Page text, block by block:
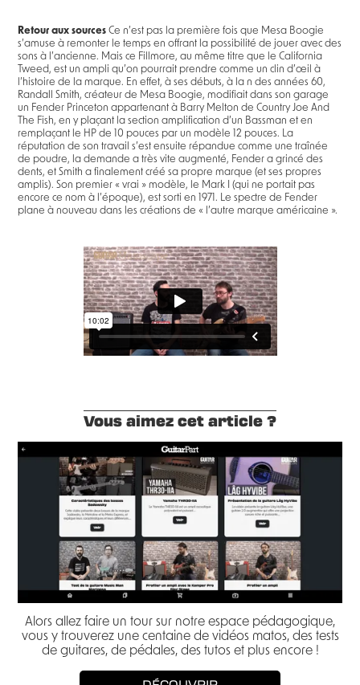
Retour aux sources Ce n’est pas la première fois que Mesa Boogie
s’amuse à remonter le temps en offrant la possibilité de jouer avec des
sons à l’ancienne. Mais ce Fillmore, au même titre que le California
Tweed, est un ampli qu’on pourrait prendre comme un clin d’œil à
l’histoire de la marque. En effet, à ses débuts, à la n des années 60,
Randall Smith, créateur de Mesa Boogie, modifiait dans son garage
un Fender Princeton appartenant à Barry Melton de Country Joe And
The Fish, en y plaçant la section amplification d’un Bassman et en
remplaçant le HP de 10 pouces par un modèle 12 pouces. La
réputation de son travail s’est ensuite répandue comme une traînée
de poudre, la demande a très vite augmenté, Fender a grincé des
dents, et Smith a finalement créé sa propre marque (et ses propres
amplis). Son premier « vrai » modèle, le Mark I (qui ne portait pas
encore ce nom à l’époque), est sorti en 1971. Le spectre de Fender
plane à nouveau dans les créations de « l’autre marque américaine ».
Vous aimez cet article ?
Alors allez faire un tour sur notre espace pédagogique,
vous y trouverez une centaine de vidéos matos, des tests
de guitares, de pédales, des tutos et plus encore !